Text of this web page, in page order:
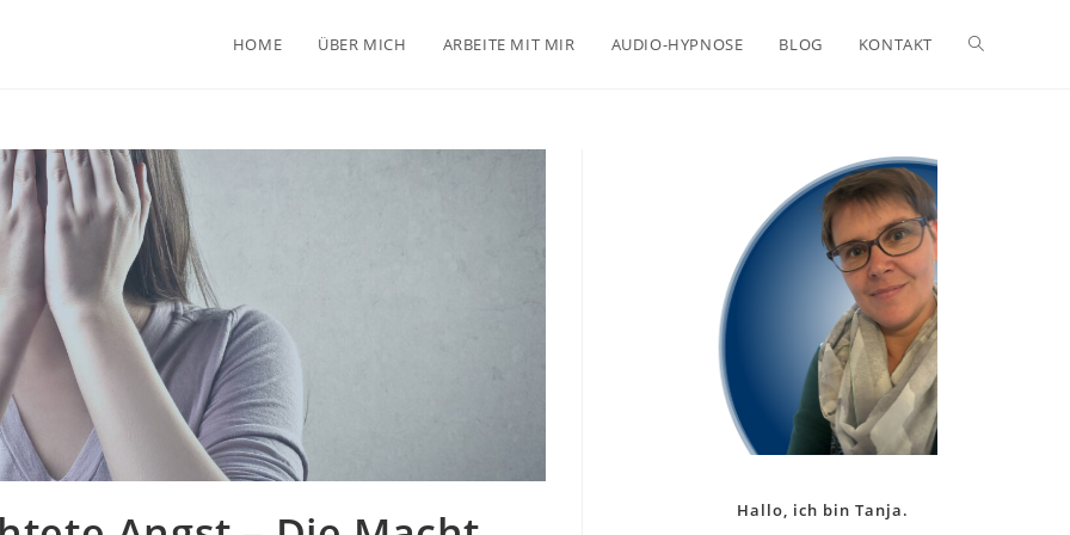
HOME ÜBER MICH ARBEITE MIT MIR AUDIO-HYPNOSE BLOG KONTAKT Website-
Hallo, ich bin Tanja.